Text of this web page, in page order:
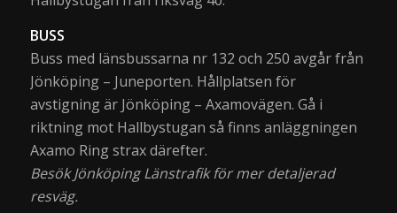
BUSS
Buss med länsbussarna nr 132 och 250 avgår från
Jönköping – Juneporten. Hållplatsen för
avstigning är Jönköping – Axamovägen. Gå i
riktning mot Hallbystugan så finns anläggningen
Axamo Ring strax därefter.
Besök Jönköping Länstrafik för mer detaljerad
resväg.